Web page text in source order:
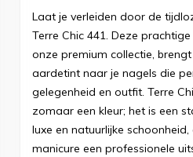
Laat je verleiden door de
Terre Chic 441. Deze
onze premium collectie,
aardetint naar je nagels die
gelegenheid en outfit. Terre
zomaar een kleur; het is een
luxe en natuurlijke
manicure een professionele